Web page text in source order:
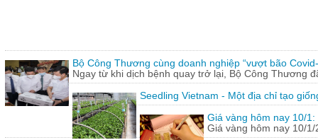
Bộ Công Thương cùng doanh nghiệp “vượt bão
Ngay từ khi dịch bệnh quay trở lại, Bộ Công Thương
Seedling Vietnam - Một địa chỉ tạo
Giá vàng hôm nay 10/
Giá vàng hôm nay 10/